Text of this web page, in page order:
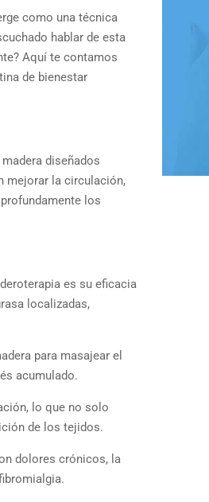
como una técnica
hablar de esta
Aquí te contamos
de bienestar
diseñados
mejorar la circulación,
los
es su eficacia
localizadas,
para masajear el
acumulado.
lo que no solo
de los tejidos.
dolores crónicos, la